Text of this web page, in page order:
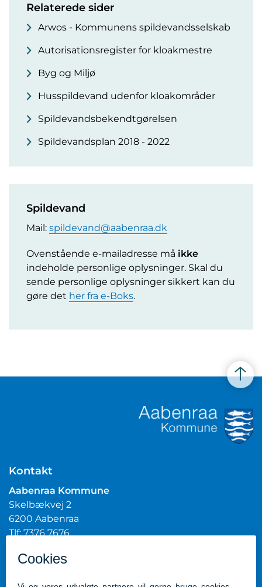
Relaterede sider
Arwos - Kommunens spildevandsselskab
Autorisationsregister for kloakmestre
Byg og Miljø
Husspildevand udenfor kloakområder
Spildevandsbekendtgørelsen
Spildevandsplan 2018 - 2022
Spildevand
Mail: spildevand@aabenraa.dk
Ovenstående e-mailadresse må ikke
indeholde personlige oplysninger. Skal du
sende personlige oplysninger sikkert kan du
gøre det her fra e-Boks.
Kontakt
Aabenraa Kommune
Skelbækvej 2
6200 Aabenraa
Tlf: 7376 7676
CVR.nr.: 29189854